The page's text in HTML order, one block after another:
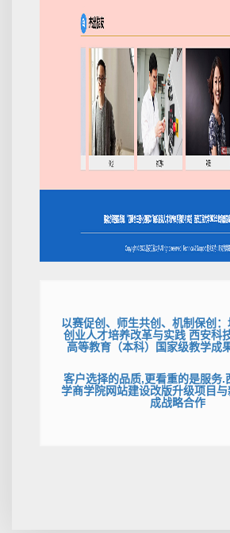
以赛促创、师生共创、机制保创
创业人才培养改革与实践 西安科
高等教育（本科）国家级教学成
客户选择的品质,更看重的是服务.
学商学院网站建设改版升级项目
成战略合作